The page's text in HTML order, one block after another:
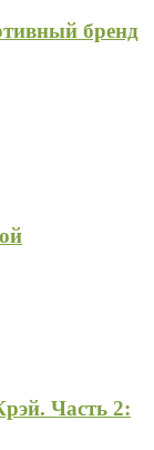
бренд
Часть 2: